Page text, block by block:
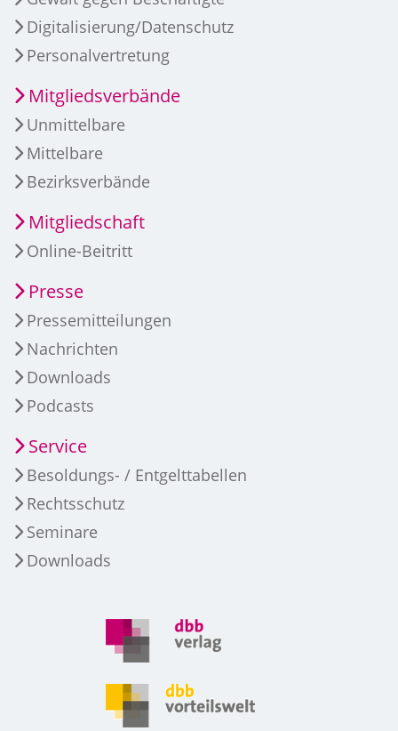
Digitalisierung/Datenschutz
Personalvertretung
Mitgliedsverbände
Unmittelbare
Mittelbare
Bezirksverbände
Mitgliedschaft
Online-Beitritt
Presse
Pressemitteilungen
Nachrichten
Downloads
Podcasts
Service
Besoldungs- / Entgelttabellen
Rechtsschutz
Seminare
Downloads